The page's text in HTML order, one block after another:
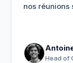
nos réunions
Head of